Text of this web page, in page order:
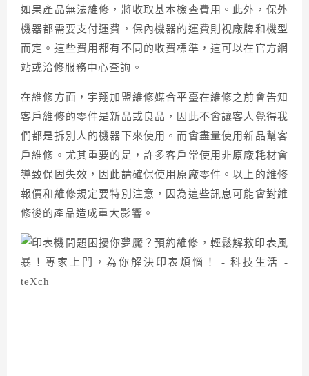
如果產品無法維修，將收取基本檢查費用。此外，保外
機器都需要支付運費，保內機器的運費則視廠牌和機型
而定。這些費用都有不同的收費標準，這可以在官方網
站或洽修服務中心查詢。
在維修方面，宇翔加盟維修媒合平臺在維修之前會告知
客戶維修的零件是新品或良品，因此不會讓客人覺得我
們都是拆別人的機器下來使用。而會盡量使用新品幫客
戶維修。尤其重要的是，許多客戶常使用非原廠耗材會
導致保固失效，因此請確保使用原廠零件。以上的維修
報價和維修規定要特別注意，因為這些訊息可能會對維
修後的產品造成重大影響。